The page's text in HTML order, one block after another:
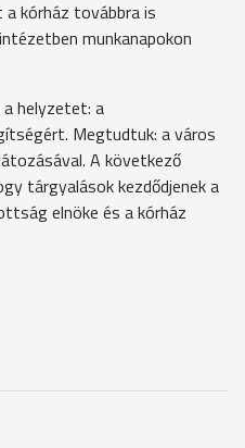
kórház továbbra is
munkanapokon
helyzetet: a
Megtudtuk: a város
A következő
tárgyalások kezdődjenek a
elnöke és a kórház